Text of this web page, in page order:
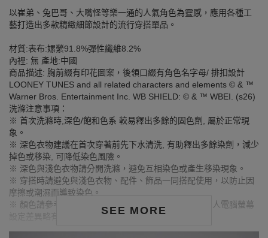
SEE MORE
以崔弟、兔巴哥、大嘴怪等樂一通的人氣角色為靈感，應用各種工
藝打造出多款精緻細節設計的流行穿搭單品。
材質:表布:嫘縈91.8%彈性纖維8.2%
內裡: 無 產地:中國
商品描述: 胸前綴有印花圖案，後領口綴有角色名字母/ 排扣設計
LOONEY TUNES and all related characters and elements © & ™
Warner Bros. Entertainment Inc. WB SHIELD: © & ™ WBEI. (s26)
洗滌注意事項：
※ 首次洗滌時,深色/飽和色系 較易釋出多餘的固色劑, 屬於正常現
象。
※ 深色衣物建議在首次穿著前先下水清洗, 有助釋出多餘染劑，減少
掉色或移染, 可降低染色風險。
※ 深色與淺色衣物請分開洗滌，避免互相染色或產生移染現象。
※ 穿搭時請避免與淺色衣物、配件、飾品一同搭配使用，以防止因
摩擦或潮濕而導致染色。
※ 顏色請參考單品圖片較為接近，但因圖檔顏色會因個人電腦螢幕
設定差異略有不同，請以實際商品顏色為準。